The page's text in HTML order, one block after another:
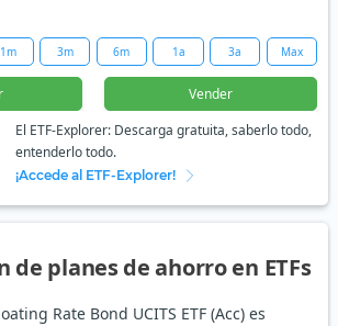
1m 3m 6m 1a 3a Max
Vender
El ETF-Explorer: Descarga gratuita, saberlo todo,
entenderlo todo.
¡Accede al ETF-Explorer!
de planes de ahorro en ETFs
Rate Bond UCITS ETF (Acc) es